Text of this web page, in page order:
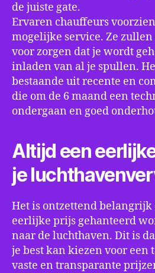
de juiste gate.
Ervaren chauffeurs
mogelijke service. Ze zullen
voor zorgen dat je wordt
inladen van al je spullen.
bestaande uit recente en
die om de 6 maand een
ondergaan en goed
Altijd een
je
Het is ontzettend belangrijk
eerlijke prijs gehanteerd
naar de luchthaven. Dit is
je best kan kiezen voor
vaste en transparante